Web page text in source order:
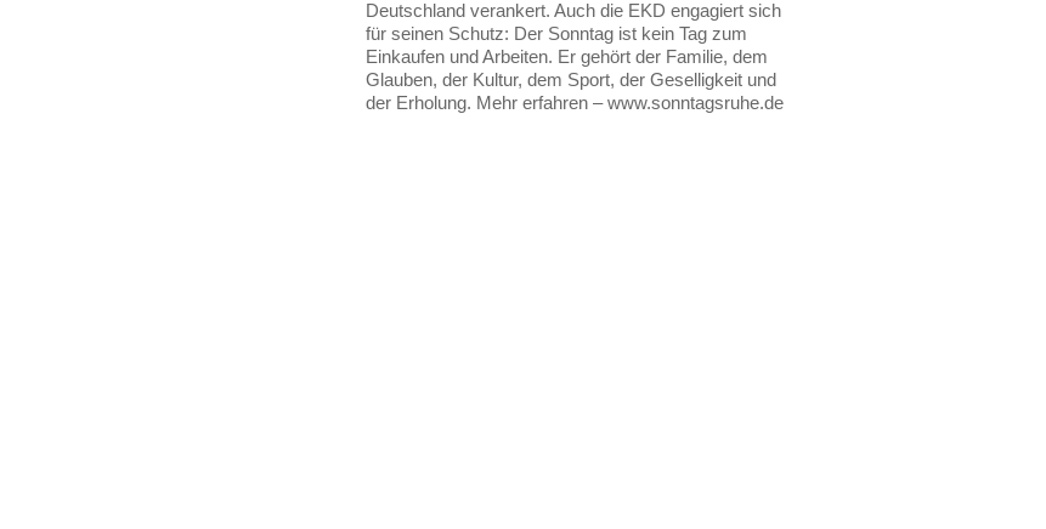
Deutschland verankert. Auch die EKD engagiert sich
für seinen Schutz: Der Sonntag ist kein Tag zum
Einkaufen und Arbeiten. Er gehört der Familie, dem
Glauben, der Kultur, dem Sport, der Geselligkeit und
der Erholung. Mehr erfahren – www.sonntagsruhe.de